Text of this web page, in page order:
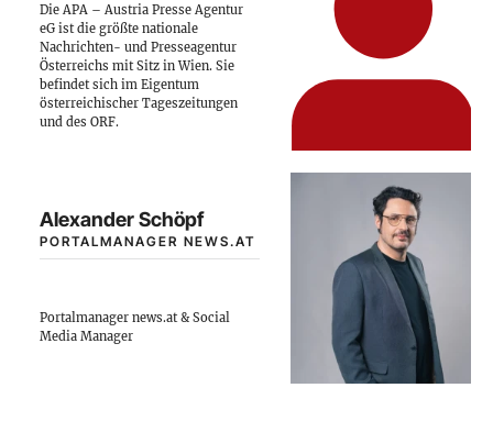
Die APA – Austria Presse Agentur
eG ist die größte nationale
Nachrichten- und Presseagentur
Österreichs mit Sitz in Wien. Sie
befindet sich im Eigentum
österreichischer Tageszeitungen
und des ORF.
Alexander Schöpf
PORTALMANAGER NEWS.AT
Portalmanager news.at & Social
Media Manager